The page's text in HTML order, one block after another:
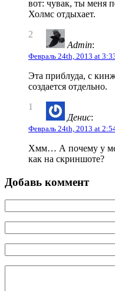
вот: чувак, ты меня
Холмс отдыхает.
2
Admin:
Февраль 24th, 2013 at
Эта приблуда, с
создается отдельно.
1
Денис:
Февраль 24th, 2013 at
Хмм… А почему у
как на скриншоте?
Добавь коммент